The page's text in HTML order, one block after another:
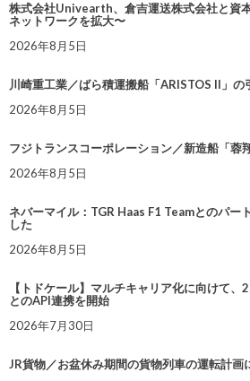
株式会社Univearth、倉吉運送株式会社と資
ネットワークを拡大〜
2026年8月5日
川崎重工業／ばら積運搬船「ARISTOS II」の
2026年8月5日
フジトランスコーポレーション／新造船「蓉
2026年8月5日
ネバーマイル：TGR Haas F1 Teamとのパー
した
2026年8月5日
【トドケール】マルチキャリア化に向けて
とのAPI連携を開始
2026年7月30日
JR貨物／お盆休み期間の貨物列車の運転計画